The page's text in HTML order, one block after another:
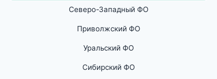
Северо-Западный ФО
Приволжский ФО
Уральский ФО
Сибирский ФО